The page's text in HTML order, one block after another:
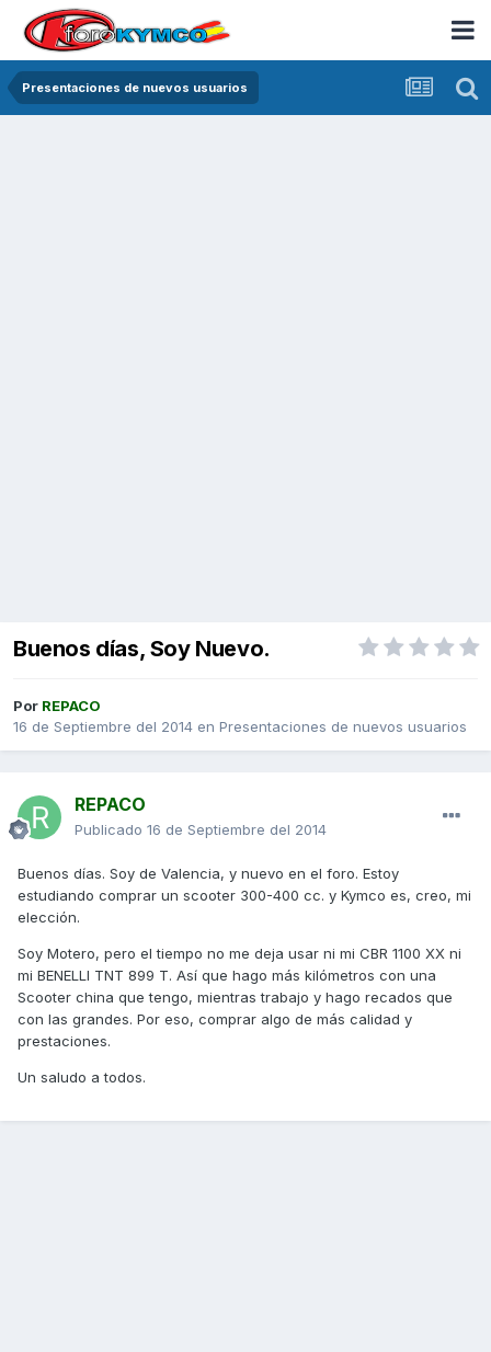
Presentaciones de nuevos usuarios
Buenos días, Soy Nuevo.
Por REPACO
16 de Septiembre del 2014 en Presentaciones de nuevos usuarios
REPACO
Publicado 16 de Septiembre del 2014
Buenos días. Soy de Valencia, y nuevo en el foro. Estoy
estudiando comprar un scooter 300-400 cc. y Kymco es, creo, mi
elección.
Soy Motero, pero el tiempo no me deja usar ni mi CBR 1100 XX ni
mi BENELLI TNT 899 T. Así que hago más kilómetros con una
Scooter china que tengo, mientras trabajo y hago recados que
con las grandes. Por eso, comprar algo de más calidad y
prestaciones.
Un saludo a todos.